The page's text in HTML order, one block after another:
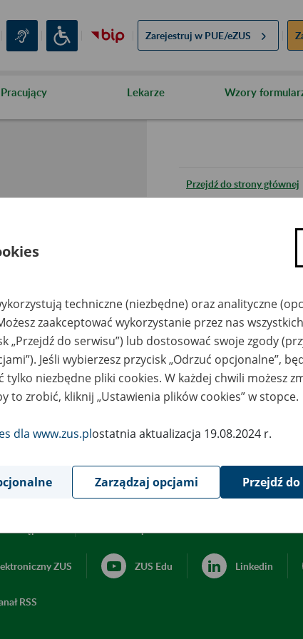
Zarejestruj w PUE/eZUS
Pracujący Lekarze Wzory
Przejdź do strony głównej
ZUS ZUS Edu Linkedin
RSS
techniczne (niezbędne) oraz analityczne
zaakceptować wykorzystanie przez nas
„Przejdź do serwisu”) lub dostosować swoje zgody
Jeśli wybierzesz przycisk „Odrzuć opcjonalne”,
tylko niezbędne pliki cookies. W każdej chwili możesz
to zrobić, kliknij „Ustawienia plików cookies” w stopce.
dla www.zus.plostatnia aktualizacja 19.08.2024 r.
Zarządzaj opcjami Przejdź